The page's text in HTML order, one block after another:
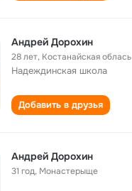
Андрей Дорохин
28 лет, Костанайская облась
Надеждинская школа
Добавить в друзья
Андрей Дорохин
31 год, Монастерыще